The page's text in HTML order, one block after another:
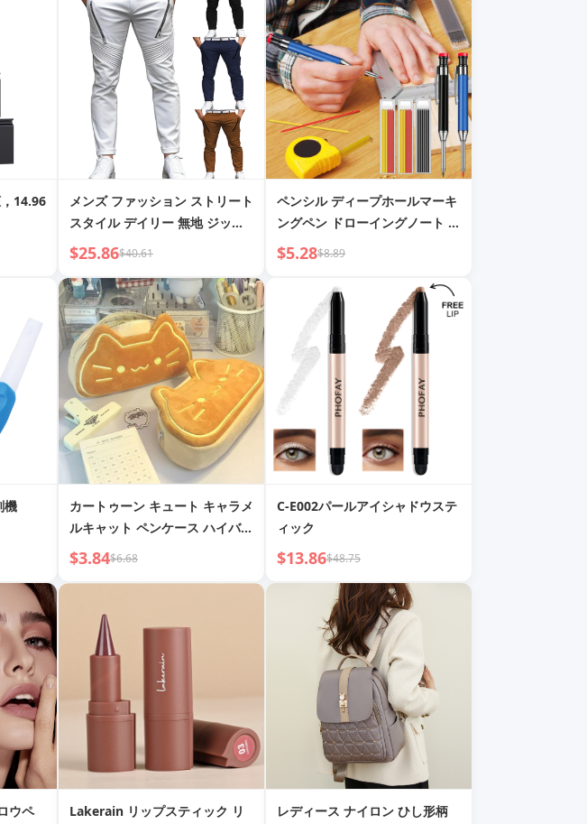
14.96
メンズ ファッション ストリート
スタイル デイリー 無地 ジッパ
ー プリーツ スリムフィット ス
トレッチ ペンシル テーパードパ
ンツ
$25.86$40.61
ペンシル ディープホールマーキ
ングペン ドローイングノート グ
ラファイト採掘鉛筆芯 ミニタイ
プ
$5.28$8.89
機
カートゥーン キュート キャラメ
ルキャット ペンケース ハイバリ
ュー 文房具バッグ 大容量 ペン
ケース 収納 小・中学生用
$3.84$6.68
C-E002パールアイシャドウステ
ィック
$13.86$48.75
ウペ
Lakerain リップスティック リ
レディース ナイロン ひし形柄